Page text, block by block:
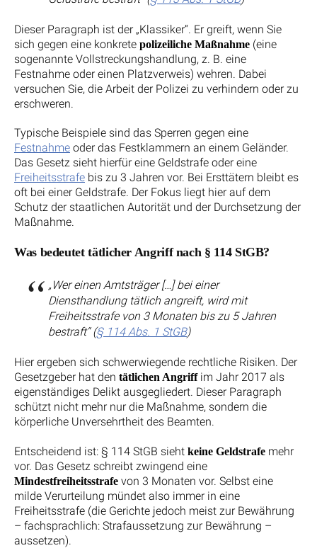
Dieser Paragraph ist der „Klassiker“. Er greift, wenn Sie
sich gegen eine konkrete polizeiliche Maßnahme (eine
sogenannte Vollstreckungshandlung, z. B. eine
Festnahme oder einen Platzverweis) wehren. Dabei
versuchen Sie, die Arbeit der Polizei zu verhindern oder zu
erschweren.
Typische Beispiele sind das Sperren gegen eine
Festnahme oder das Festklammern an einem Geländer.
Das Gesetz sieht hierfür eine Geldstrafe oder eine
Freiheitsstrafe bis zu 3 Jahren vor. Bei Ersttätern bleibt es
oft bei einer Geldstrafe. Der Fokus liegt hier auf dem
Schutz der staatlichen Autorität und der Durchsetzung der
Maßnahme.
Was bedeutet tätlicher Angriff nach § 114 StGB?
„Wer einen Amtsträger […] bei einer
Diensthandlung tätlich angreift, wird mit
Freiheitsstrafe von 3 Monaten bis zu 5 Jahren
bestraft“ (§ 114 Abs. 1 StGB)
Hier ergeben sich schwerwiegende rechtliche Risiken. Der
Gesetzgeber hat den tätlichen Angriffim Jahr 2017 als
eigenständiges Delikt ausgegliedert. Dieser Paragraph
schützt nicht mehr nur die Maßnahme, sondern die
körperliche Unversehrtheit des Beamten.
Entscheidend ist: § 114 StGB sieht keine Geldstrafe mehr
vor. Das Gesetz schreibt zwingend eine
Mindestfreiheitsstrafe von 3 Monaten vor. Selbst eine
milde Verurteilung mündet also immer in eine
Freiheitsstrafe (die Gerichte jedoch meist zur Bewährung
– fachsprachlich: Strafaussetzung zur Bewährung –
aussetzen).